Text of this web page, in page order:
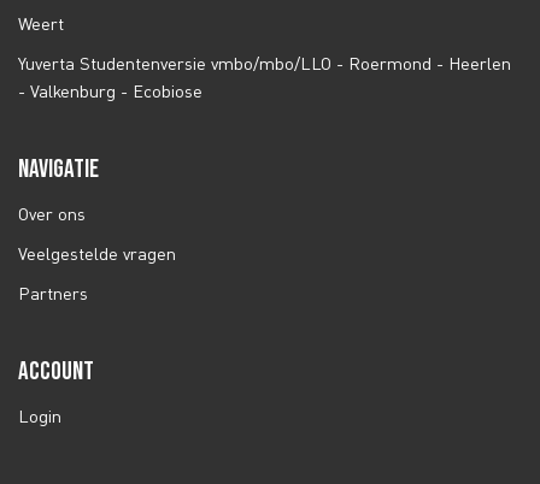
Weert
Yuverta Studentenversie vmbo/mbo/LLO - Roermond - Heerlen
- Valkenburg - Ecobiose
NAVIGATIE
Over ons
Veelgestelde vragen
Partners
ACCOUNT
Login